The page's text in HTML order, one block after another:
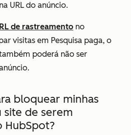
URL do anúncio.
de rastreamento no
visitas em Pesquisa paga, o
poderá não ser
bloquear minhas
site de serem
HubSpot?